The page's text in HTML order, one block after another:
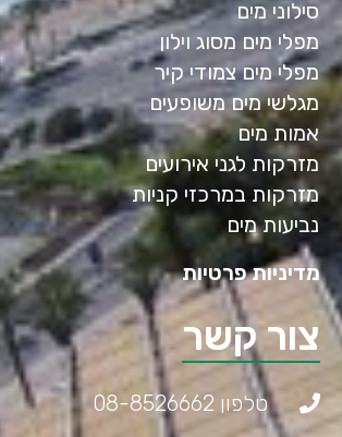
סילוני מים
מפלי מים מסוג וילון
מפלי מים צמודי קיר
מגלשי מים משופעים
אמות מים
מזרקות לגני אירועים
מזרקות במרכזי קניות
נביעות מים
מדיניות פרטיות
צור קשר
טלפון 08-8526662